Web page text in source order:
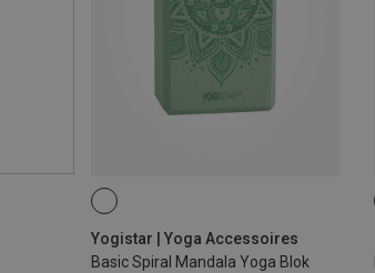
Yogistar | Yoga Accessoires
Basic Spiral Mandala Yoga Blok